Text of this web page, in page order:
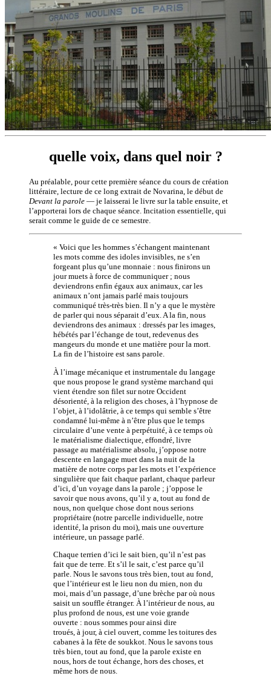
quelle voix, dans quel noir ?
Au préalable, pour cette première séance du cours de création
littéraire, lecture de ce long extrait de Novarina, le début de
Devant la parole — je laisserai le livre sur la table ensuite, et
l’apporterai lors de chaque séance. Incitation essentielle, qui
serait comme le guide de ce semestre.
« Voici que les hommes s’échangent maintenant
les mots comme des idoles invisibles, ne s’en
forgeant plus qu’une monnaie : nous finirons un
jour muets à force de communiquer ; nous
deviendrons enfin égaux aux animaux, car les
animaux n’ont jamais parlé mais toujours
communiqué très-très bien. Il n’y a que le mystère
de parler qui nous séparait d’eux. A la fin, nous
deviendrons des animaux : dressés par les images,
hébétés par l’échange de tout, redevenus des
mangeurs du monde et une matière pour la mort.
La fin de l’histoire est sans parole.
À l’image mécanique et instrumentale du langage
que nous propose le grand système marchand qui
vient étendre son filet sur notre Occident
désorienté, à la religion des choses, à l’hypnose de
l’objet, à l’idolâtrie, à ce temps qui semble s’être
condamné lui-même à n’être plus que le temps
circulaire d’une vente à perpétuité, à ce temps où
le matérialisme dialectique, effondré, livre
passage au matérialisme absolu, j’oppose notre
descente en langage muet dans la nuit de la
matière de notre corps par les mots et l’expérience
singulière que fait chaque parlant, chaque parleur
d’ici, d’un voyage dans la parole ; j’oppose le
savoir que nous avons, qu’il y a, tout au fond de
nous, non quelque chose dont nous serions
propriétaire (notre parcelle individuelle, notre
identité, la prison du moi), mais une ouverture
intérieure, un passage parlé.
Chaque terrien d’ici le sait bien, qu’il n’est pas
fait que de terre. Et s’il le sait, c’est parce qu’il
parle. Nous le savons tous très bien, tout au fond,
que l’intérieur est le lieu non du mien, non du
moi, mais d’un passage, d’une brèche par où nous
saisit un souffle étranger. À l’intérieur de nous, au
plus profond de nous, est une voie grande
ouverte : nous sommes pour ainsi dire
troués, à jour, à ciel ouvert, comme les toitures des
cabanes à la fête de soukkot. Nous le savons tous
très bien, tout au fond, que la parole existe en
nous, hors de tout échange, hors des choses, et
même hors de nous.